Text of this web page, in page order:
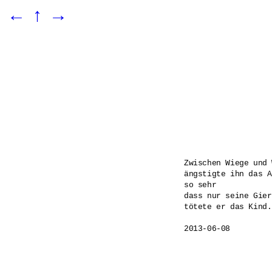
← ↑ →
Zwischen Wiege und
ängstigte ihn das
so sehr
dass nur seine
tötete er das Kind.